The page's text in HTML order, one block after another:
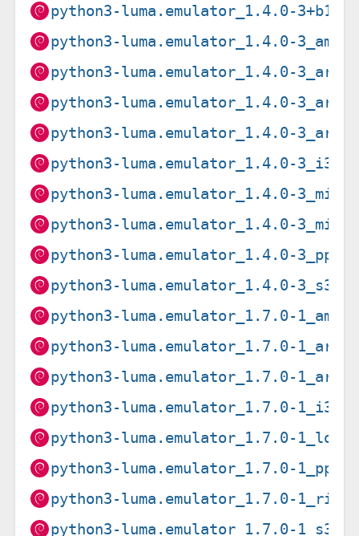
python3-luma.emulator_1.4.0-
python3-luma.emulator_1.4.0-
python3-luma.emulator_1.4.0-
python3-luma.emulator_1.4.0-
python3-luma.emulator_1.4.0-
python3-luma.emulator_1.4.0-
python3-luma.emulator_1.4.0-
python3-luma.emulator_1.4.0-
python3-luma.emulator_1.4.0-
python3-luma.emulator_1.4.0-
python3-luma.emulator_1.7.0-
python3-luma.emulator_1.7.0-
python3-luma.emulator_1.7.0-
python3-luma.emulator_1.7.0-
python3-luma.emulator_1.7.0-
python3-luma.emulator_1.7.0-
python3-luma.emulator_1.7.0-
python3-luma.emulator_1.7.0-